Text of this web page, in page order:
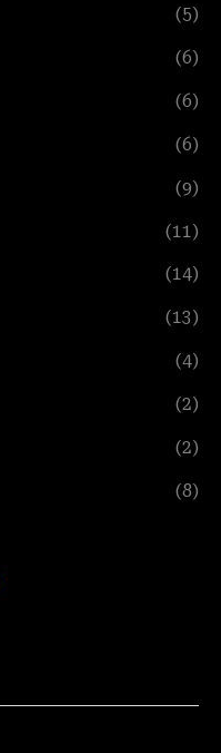
(5)
(6)
(6)
(6)
(9)
(11)
(14)
(13)
(4)
(2)
(2)
(8)